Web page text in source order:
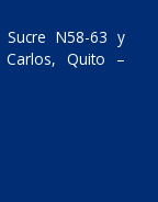
N58-63 y
Carlos, Quito –